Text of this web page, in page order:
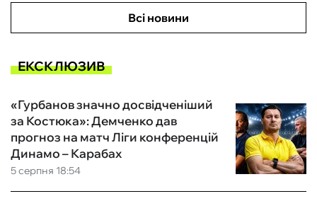
Всі новини
ЕКСКЛЮЗИВ
5 серпня 18:54
«Гурбанов значно досвідченіший
за Костюка»: Демченко дав
прогноз на матч Ліги конференцій
Динамо – Карабах